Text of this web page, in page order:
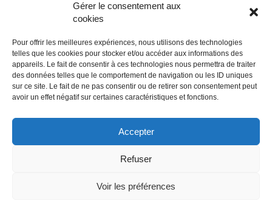
Gérer le consentement aux
cookies
Pour offrir les meilleures expériences, nous utilisons des technologies
telles que les cookies pour stocker et/ou accéder aux informations des
appareils. Le fait de consentir à ces technologies nous permettra de traiter
des données telles que le comportement de navigation ou les ID uniques
sur ce site. Le fait de ne pas consentir ou de retirer son consentement peut
avoir un effet négatif sur certaines caractéristiques et fonctions.
Accepter
Refuser
Voir les préférences
ACTUALITES
Economie 2091
1840
Société
Sport 859